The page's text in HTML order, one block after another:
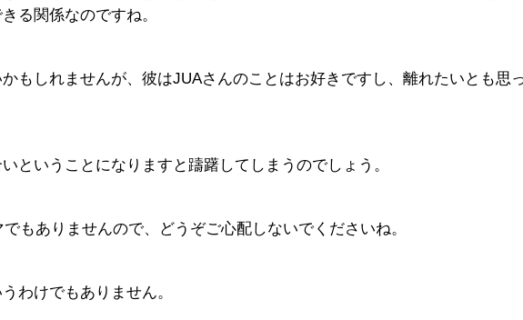
る関係なのですね。
もしれませんが、彼はJUAさんのことはお好きですし、離れたいとも思
ということになりますと躊躇してしまうのでしょう。
もありませんので、どうぞご心配しないでくださいね。
わけでもありません。